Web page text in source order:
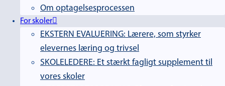
Om optagelsesprocessen
For skoler
EKSTERN EVALUERING: Lærere, som styrker
elevernes læring og trivsel
SKOLELEDERE: Et stærkt fagligt supplement til
vores skoler